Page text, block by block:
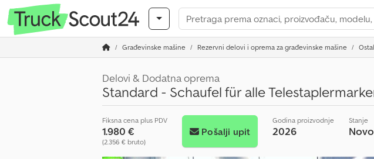
Građevinske mašine Rezervni delovi i oprema za građevinske mašine
Delovi & Dodatna oprema
Standard - Schaufel für alle
Fiksna cena plus PDV
1.980 €
(2.356 € bruto)
Pošalji upit
Godina proizvodnje
2026
Stanje
Novo